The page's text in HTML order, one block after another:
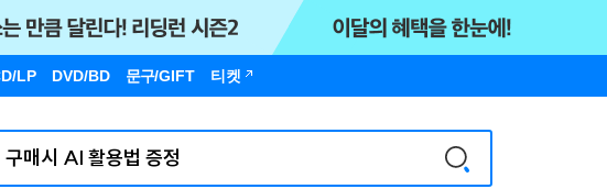
LP DVD/BD 문구/GIFT 티켓